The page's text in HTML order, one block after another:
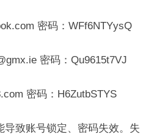
密码：WFf6NTYysQ
密码：Qu9615t7VJ
密码：H6ZutbSTYS
导致账号锁定、密码失效。失